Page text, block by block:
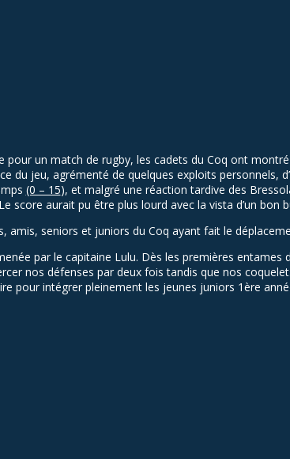
un match de rugby, les cadets du Coq ont
du jeu, agrémenté de quelques exploits personnels,
(0 – 15), et malgré une réaction tardive des
score aurait pu être plus lourd avec la vista d’un bon
amis, seniors et juniors du Coq ayant fait le
par le capitaine Lulu. Dès les premières entames
nos défenses par deux fois tandis que nos
pour intégrer pleinement les jeunes juniors 1ère